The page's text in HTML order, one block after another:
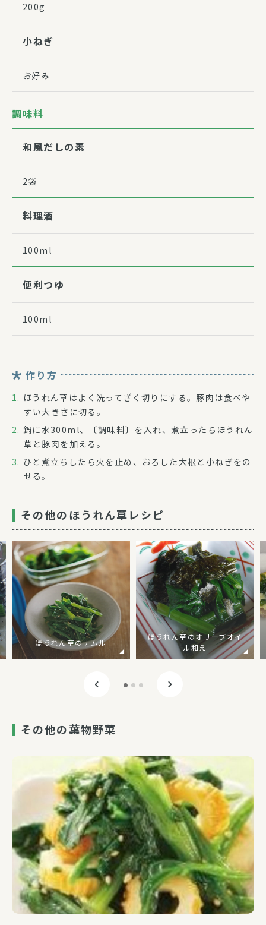
200g
小ねぎ
お好み
調味料
和風だしの素
2袋
料理酒
100ml
便利つゆ
100ml
作り方
ほうれん草はよく洗ってざく切りにする。豚肉は食べや
すい大きさに切る。
鍋に水300ml、〔調味料〕を入れ、煮立ったらほうれん
草と豚肉を加える。
ひと煮立ちしたら火を止め、おろした大根と小ねぎをの
せる。
その他のほうれん草レシピ
ほうれん草のナムル
ほうれん草のオリーブオイ
ル和え
その他の葉物野菜